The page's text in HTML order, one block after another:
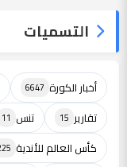
التسميات
أخبار الكورة 6647
تقارير 15 تنس 11
كأس العالم للأندية